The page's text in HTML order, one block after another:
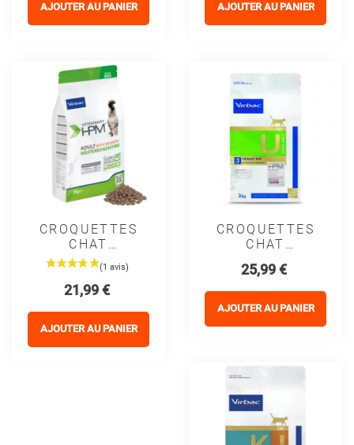
AJOUTER AU PANIER AJOUTER AU PANIER
CROQUETTES
CHAT
VETERINARY
HPM CAT
ADULT
SAUMON -
VIRBAC
Prix
21,99 €
AJOUTER AU PANIER
CROQUETTES
CHAT
HPM CAT U3
UROLOGY
URINARY WIB
Prix
25,99 €
AJOUTER AU PANIER